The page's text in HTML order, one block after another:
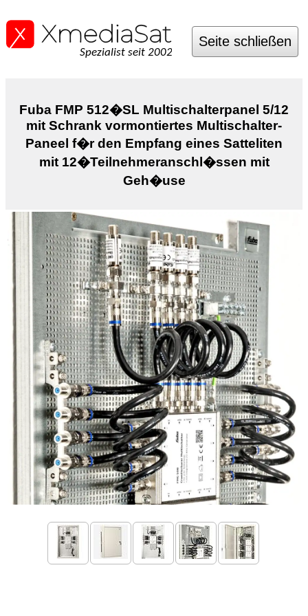
Spezialist seit 2002
Seite schließen
Fuba FMP 512�SL Multischalterpanel 5/12
mit Schrank vormontiertes Multischalter-
Paneel f�r den Empfang eines Satteliten
mit 12�Teilnehmeranschl�ssen mit
Geh�use